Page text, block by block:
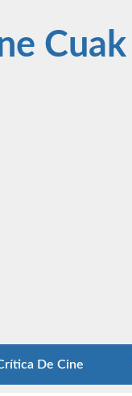
Cuak
De Cine